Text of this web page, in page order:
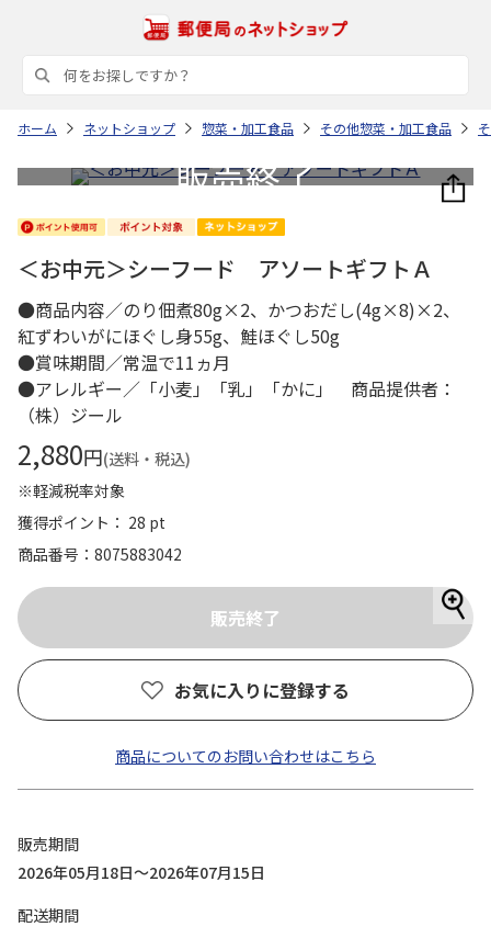
ホーム ネットショップ 惣菜・加工食品 その他惣菜・加工食品
＜お中元＞シーフード アソートギフトＡ
●商品内容／のり佃煮80g×2、かつおだし(4g×8)×2、
紅ずわいがにほぐし身55g、鮭ほぐし50g
●賞味期間／常温で11ヵ月
●アレルギー／「小麦」「乳」「かに」 商品提供者：
（株）ジール
2,880円(送料・税込)
※軽減税率対象
獲得ポイント： 28 pt
商品番号
8075883042
お気に入りに登録する
商品についてのお問い合わせはこちら
販売期間
2026年05月18日～2026年07月15日
配送期間